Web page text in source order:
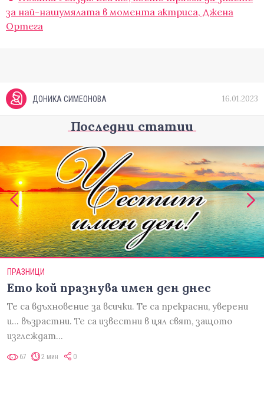
за най-нашумялата в момента актриса, Джена
Ортега
ДОНИКА СИМЕОНОВА 16.01.2023
Последни статии
ПРАЗНИЦИ
Ето кой празнува имен ден днес
Те са вдъхновение за всички. Те са прекрасни, уверени
и... възрастни. Те са известни в цял свят, защото
изглеждат…
67 2 мин 0